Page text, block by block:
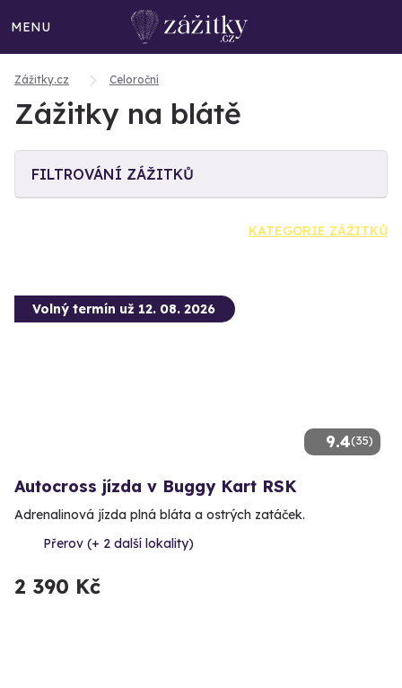
MENU
Zážitky.cz Celoroční
Zážitky na blátě
FILTROVÁNÍ ZÁŽITKŮ
KATEGORIE ZÁŽITKŮ
9.4(35)
Volný termín už 12. 08. 2026
Autocross jízda v Buggy Kart RSK
Adrenalinová jízda plná bláta a ostrých zatáček.
Přerov (+ 2 další lokality)
2 390 Kč